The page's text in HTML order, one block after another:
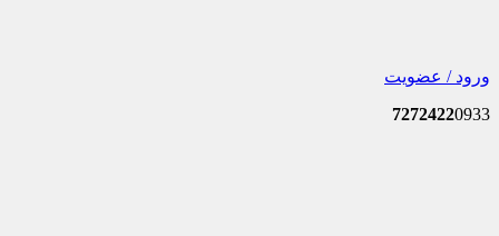
ورود / عضویت
72724220933